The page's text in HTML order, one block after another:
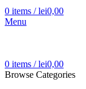
0 items / lei0,00
Menu
0 items / lei0,00
Browse Categories